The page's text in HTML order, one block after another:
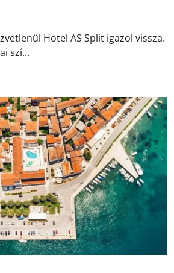
Hotel AS Split igazol vissza.
szí...